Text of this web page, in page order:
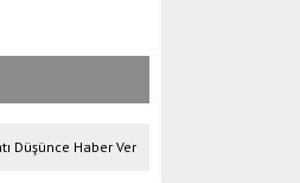
Düşünce Haber Ver